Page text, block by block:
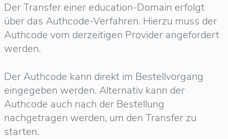
Der Transfer einer education-Domain erfolgt
über das Authcode-Verfahren. Hierzu muss der
Authcode vom derzeitigen Provider angefordert
werden.
Der Authcode kann direkt im Bestellvorgang
eingegeben werden. Alternativ kann der
Authcode auch nach der Bestellung
nachgetragen werden, um den Transfer zu
starten.